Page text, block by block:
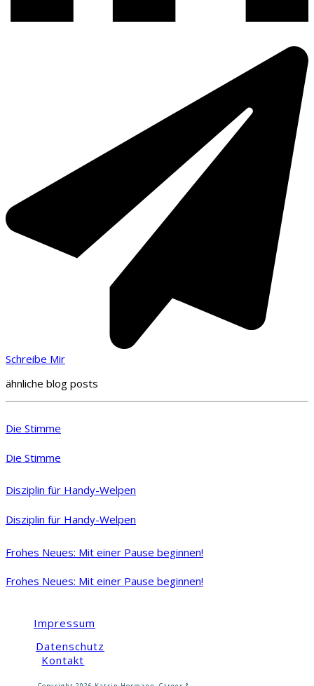
Schreibe Mir
ähnliche blog posts
Die Stimme
Die Stimme
Disziplin für Handy-Welpen
Disziplin für Handy-Welpen
Frohes Neues: Mit einer Pause beginnen!
Frohes Neues: Mit einer Pause beginnen!
Impressum
Datenschutz
Kontakt